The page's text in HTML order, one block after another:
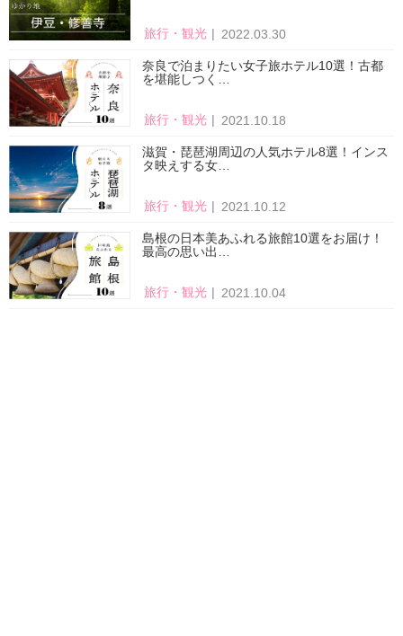
旅行・観光 2022.03.30
奈良で泊まりたい女子旅ホテル10選！古都
を堪能しつく…
旅行・観光 2021.10.18
滋賀・琵琶湖周辺の人気ホテル8選！インス
タ映えする女…
旅行・観光 2021.10.12
島根の日本美あふれる旅館10選をお届け！
最高の思い出…
旅行・観光 2021.10.04